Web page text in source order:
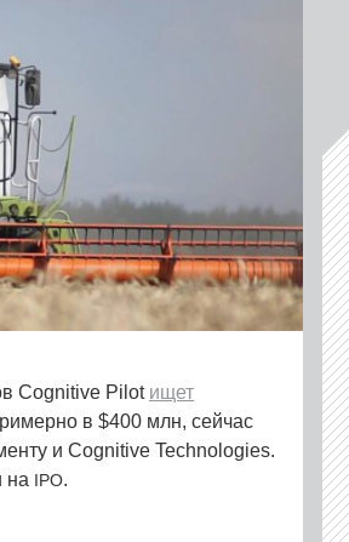
Cognitive Pilot ищет
в $400 млн, сейчас
и Cognitive Technologies.
на IPO.